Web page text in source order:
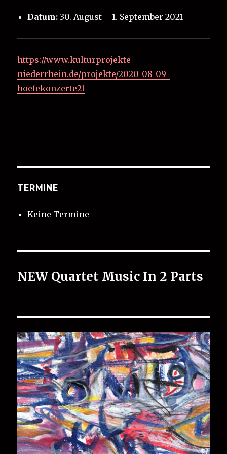
Datum: 30. August –1. September 2021
https://www.kulturprojekte-
niederrhein.de/projekte/2020-08-09-
hoefekonzerte21
TERMINE
Keine Termine
NEW Quartet Music In 2 Parts